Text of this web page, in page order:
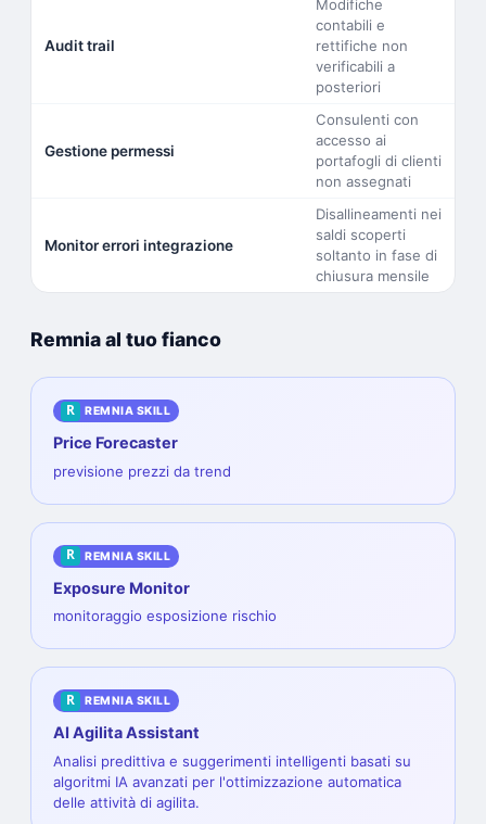
Audit trail
Modifiche
contabili e
rettifiche non
verificabili a
posteriori
Gestione permessi
Consulenti con
accesso ai
portafogli di clienti
non assegnati
Monitor errori integrazione
Disallineamenti nei
saldi scoperti
soltanto in fase di
chiusura mensile
Remnia al tuo fianco
R REMNIA SKILL
Price Forecaster
previsione prezzi da trend
R REMNIA SKILL
Exposure Monitor
monitoraggio esposizione rischio
R REMNIA SKILL
AI Agilita Assistant
Analisi predittiva e suggerimenti intelligenti basati su
algoritmi IA avanzati per l'ottimizzazione automatica
delle attività di agilita.